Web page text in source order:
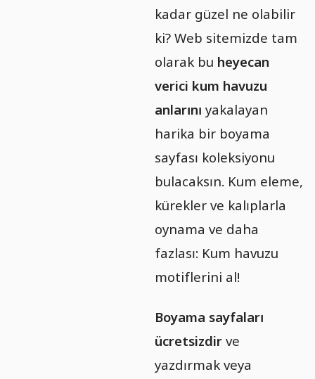
kadar güzel ne olabilir
ki? Web sitemizde tam
olarak bu heyecan
verici kum havuzu
anlarını yakalayan
harika bir boyama
sayfası koleksiyonu
bulacaksın. Kum eleme,
kürekler ve kalıplarla
oynama ve daha
fazlası: Kum havuzu
motiflerini al!
Boyama sayfaları
ücretsizdir ve
yazdırmak veya